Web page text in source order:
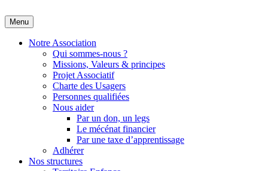
Skip
to
content
Adapei des Landes
S'engager ensemble pour l'inclusion
Menu
Notre Association
Qui sommes-nous ?
Missions, Valeurs & principes
Projet Associatif
Charte des Usagers
Personnes qualifiées
Nous aider
Par un don, un legs
Le mécénat financier
Par une taxe d’apprentissage
Adhérer
Nos structures